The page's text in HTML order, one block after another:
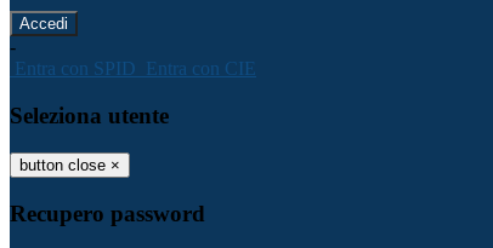
-
Entra con SPID Entra con CIE
Seleziona utente
button close ×
Recupero password